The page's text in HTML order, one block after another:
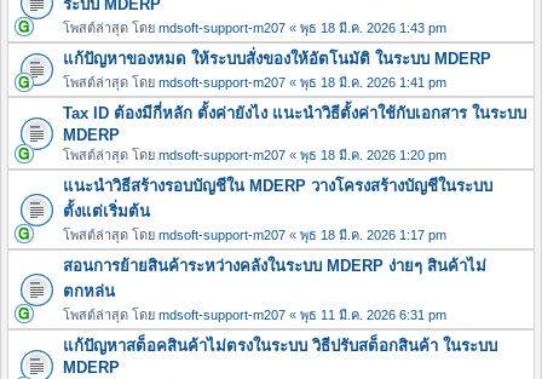
ระบบ MDERP
โพสต์ล่าสุด โดย mdsoft-support-m207 « พุธ 18 มี.ค. 2026 1:43 pm
แก้ปัญหาของหมด ให้ระบบสั่งของให้อัตโนมัติ ในระบบ MDERP
โพสต์ล่าสุด โดย mdsoft-support-m207 « พุธ 18 มี.ค. 2026 1:41 pm
Tax ID ต้องมีกี่หลัก ตั้งค่ายังไง แนะนำวิธีตั้งค่าใช้กับเอกสาร ในระบบ
MDERP
โพสต์ล่าสุด โดย mdsoft-support-m207 « พุธ 18 มี.ค. 2026 1:20 pm
แนะนำวิธีสร้างรอบบัญชีใน MDERP วางโครงสร้างบัญชีในระบบ
ตั้งแต่เริ่มต้น
โพสต์ล่าสุด โดย mdsoft-support-m207 « พุธ 18 มี.ค. 2026 1:17 pm
สอนการย้ายสินค้าระหว่างคลังในระบบ MDERP ง่ายๆ สินค้าไม่
ตกหล่น
โพสต์ล่าสุด โดย mdsoft-support-m207 « พุธ 11 มี.ค. 2026 6:31 pm
แก้ปัญหาสต็อคสินค้าไม่ตรงในระบบ วิธีปรับสต็อกสินค้า ในระบบ
MDERP